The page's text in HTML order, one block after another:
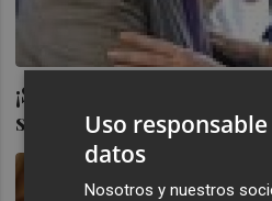
¡Susana, ayúdanos! La
se reune con los
Uso
datos
Nosotros y nuestros